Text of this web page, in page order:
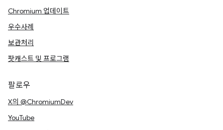
Chromium 업데이트
우수사례
보관처리
팟캐스트 및 프로그램
팔로우
X의 @ChromiumDev
YouTube